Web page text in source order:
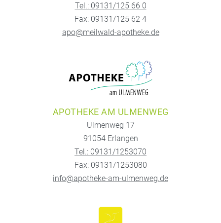
Tel.: 09131/125 66 0
Fax: 09131/125 62 4
apo@meilwald-apotheke.de
APOTHEKE AM ULMENWEG
Ulmenweg 17
91054 Erlangen
Tel.: 09131/1253070
Fax: 09131/1253080
info@apotheke-am-ulmenweg.de